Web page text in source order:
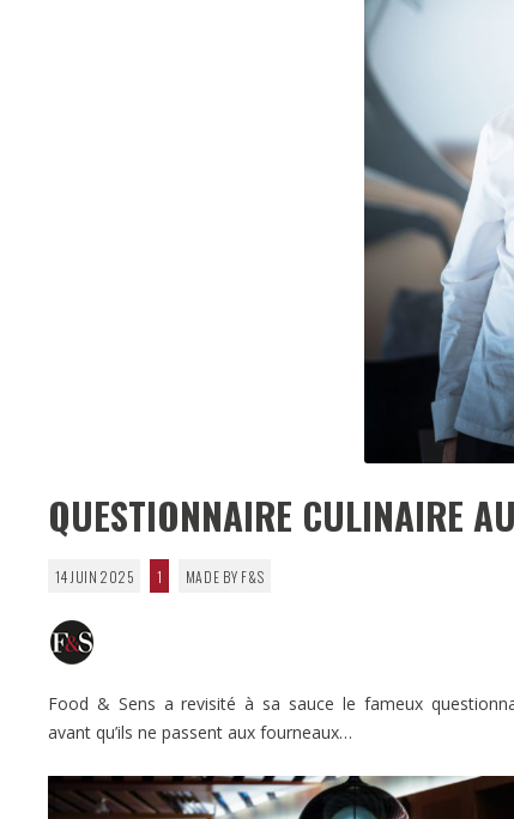
QUESTIONNAIRE CULINAIRE
14 JUIN 2025 1 MADE BY F&S
Food & Sens a revisité à sa sauce le fameux
avant qu’ils ne passent aux fourneaux…